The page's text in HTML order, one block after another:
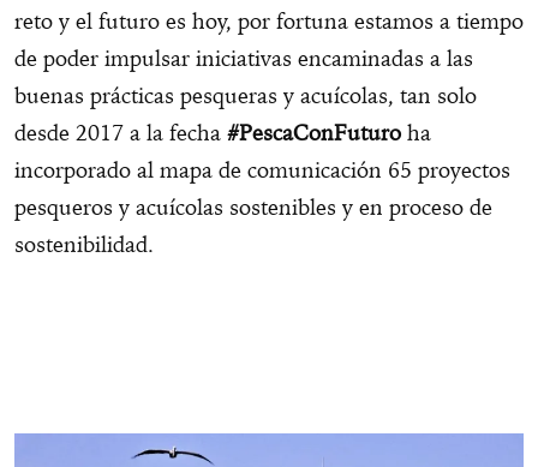
reto y el futuro es hoy, por fortuna estamos a tiempo
de poder impulsar iniciativas encaminadas a las
buenas prácticas pesqueras y acuícolas, tan solo
desde 2017 a la fecha #PescaConFuturo ha
incorporado al mapa de comunicación 65 proyectos
pesqueros y acuícolas sostenibles y en proceso de
sostenibilidad.